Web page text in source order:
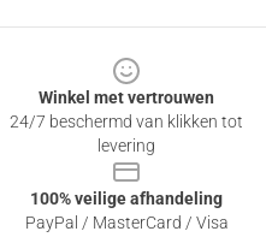
Winkel met vertrouwen
24/7 beschermd van klikken tot
levering
100% veilige afhandeling
PayPal / MasterCard / Visa